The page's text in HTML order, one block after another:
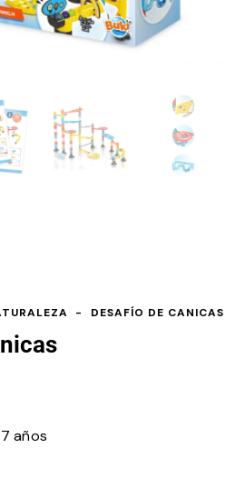
DESAFÍO DE CANICAS
años